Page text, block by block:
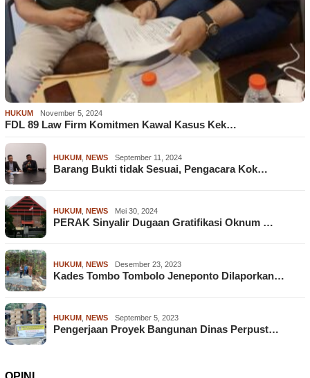
HUKUM November 5, 2024
FDL 89 Law Firm Komitmen Kawal Kasus Kek…
HUKUM NEWS September 11, 2024
Barang Bukti tidak Sesuai, Pengacara Kok…
HUKUM NEWS Mei 30, 2024
PERAK Sinyalir Dugaan Gratifikasi Oknum …
HUKUM NEWS Desember 23, 2023
Kades Tombo Tombolo Jeneponto Dilaporkan…
HUKUM NEWS September 5, 2023
Pengerjaan Proyek Bangunan Dinas Perpust…